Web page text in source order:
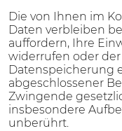
Die von Ihnen im
Daten verbleiben
auffordern, Ihre
widerrufen oder
Datenspeicherung
abgeschlossener
Zwingende
insbesondere
unberührt.